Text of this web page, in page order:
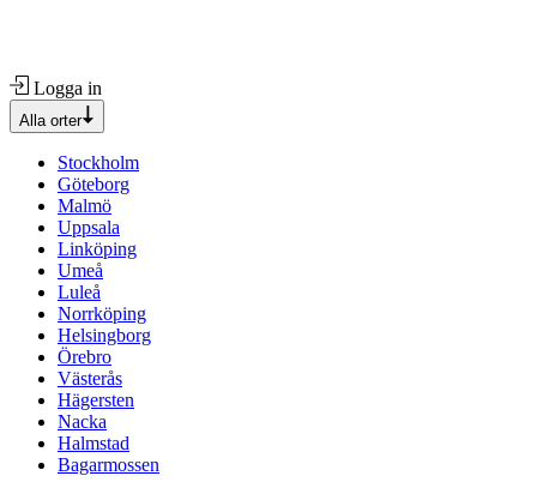
Logga in
Alla orter
Stockholm
Göteborg
Malmö
Uppsala
Linköping
Umeå
Luleå
Norrköping
Helsingborg
Örebro
Västerås
Hägersten
Nacka
Halmstad
Bagarmossen